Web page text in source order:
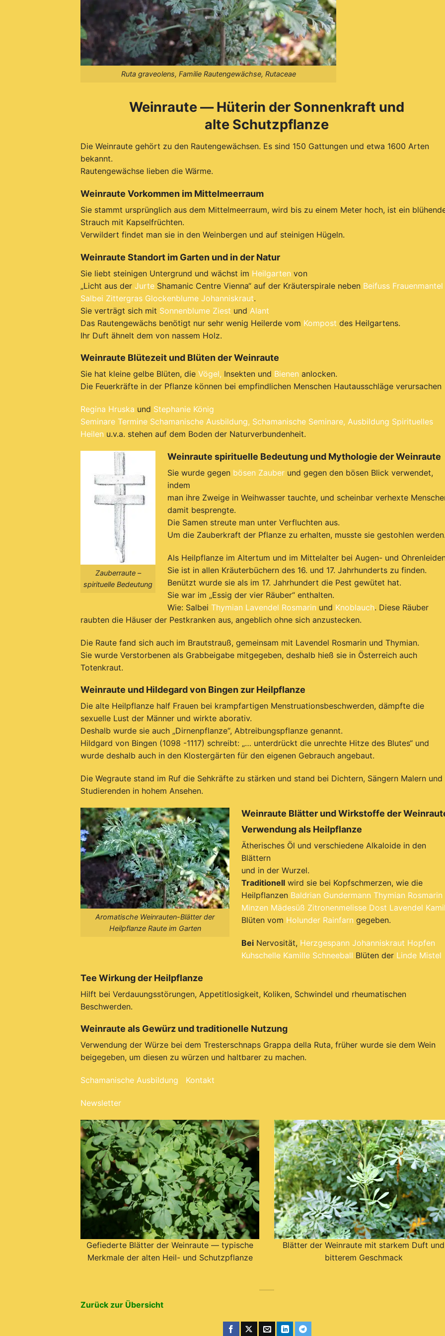
Ruta graveolens, Familie Rautengewächse, Rutaceae
Weinraute — Hüterin der Sonnenkraft und
alte Schutzpflanze
Die Weinraute gehört zu den Rautengewächsen. Es sind 150 Gattungen und etwa 1600 Arten
bekannt.
Rautengewächse lieben die Wärme.
Weinraute Vorkommen im Mittelmeerraum
Sie stammt ursprünglich aus dem Mittelmeerraum, wird bis zu einem Meter hoch, ist ein
Strauch mit Kapselfrüchten.
Verwildert findet man sie in den Weinbergen und auf steinigen Hügeln.
Weinraute Standort im Garten und in der Natur
Sie liebt steinigen Untergrund und wächst im Heilgarten von
„Licht aus der Jurte Shamanic Centre Vienna“ auf der Kräuterspirale neben Beifuss Frauenmantel
Salbei Zittergras Glockenblume Johanniskraut.
Sie verträgt sich mit Sonnenblume Ziest und Alant
Das Rautengewächs benötigt nur sehr wenig Heilerde vom Kompost des Heilgartens.
Ihr Duft ähnelt dem von nassem Holz.
Weinraute Blütezeit und Blüten der Weinraute
Sie hat kleine gelbe Blüten, die Vögel, Insekten und Bienen anlocken.
Die Feuerkräfte in der Pflanze können bei empfindlichen Menschen Hautausschläge verursachen
Regina Hruska und Stephanie König
Seminare Termine Schamanische Ausbildung, Schamanische Seminare, Ausbildung Spirituelles
Heilen u.v.a. stehen auf dem Boden der Naturverbundenheit.
Zauberraute –
spirituelle Bedeutung
Weinraute spirituelle Bedeutung und Mythologie der Weinraute
Sie wurde gegen bösen Zauber und gegen den bösen Blick verwendet,
indem
man ihre Zweige in Weihwasser tauchte, und scheinbar verhexte
damit besprengte.
Die Samen streute man unter Verfluchten aus.
Um die Zauberkraft der Pflanze zu erhalten, musste sie gestohlen
Als Heilpflanze im Altertum und im Mittelalter bei Augen- und
Sie ist in allen Kräuterbüchern des 16. und 17. Jahrhunderts zu finden.
Benützt wurde sie als im 17. Jahrhundert die Pest gewütet hat.
Sie war im „Essig der vier Räuber“ enthalten.
Wie: Salbei Thymian Lavendel Rosmarin und Knoblauch. Diese Räuber
raubten die Häuser der Pestkranken aus, angeblich ohne sich anzustecken.
Die Raute fand sich auch im Brautstrauß, gemeinsam mit Lavendel Rosmarin und Thymian.
Sie wurde Verstorbenen als Grabbeigabe mitgegeben, deshalb hieß sie in Österreich auch
Totenkraut.
Weinraute und Hildegard von Bingen zur Heilpflanze
Die alte Heilpflanze half Frauen bei krampfartigen Menstruationsbeschwerden, dämpfte die
sexuelle Lust der Männer und wirkte aborativ.
Deshalb wurde sie auch „Dirnenpflanze“, Abtreibungspflanze genannt.
Hildgard von Bingen (1098 -1117) schreibt: „… unterdrückt die unrechte Hitze des Blutes“ und
wurde deshalb auch in den Klostergärten für den eigenen Gebrauch angebaut.
Die Wegraute stand im Ruf die Sehkräfte zu stärken und stand bei Dichtern, Sängern Malern und
Studierenden in hohem Ansehen.
Aromatische Weinrauten-Blätter der
Heilpflanze Raute im Garten
Weinraute Blätter und Wirkstoffe der
Verwendung als Heilpflanze
Ätherisches Öl und verschiedene Alkaloide in den
Blättern
und in der Wurzel.
Traditionell wird sie bei Kopfschmerzen, wie die
Heilpflanzen Baldrian Gundermann Thymian Rosmarin
Minzen Mädesüß Zitronenmelisse Dost Lavendel
Blüten vom Holunder Rainfarn gegeben.
Bei Nervosität, Herzgespann Johanniskraut Hopfen
Kuhschelle Kamille Schneeball Blüten der Linde Mistel
Tee Wirkung der Heilpflanze
Hilft bei Verdauungsstörungen, Appetitlosigkeit, Koliken, Schwindel und rheumatischen
Beschwerden.
Weinraute als Gewürz und traditionelle Nutzung
Verwendung der Würze bei dem Tresterschnaps Grappa della Ruta, früher wurde sie dem Wein
beigegeben, um diesen zu würzen und haltbarer zu machen.
Schamanische Ausbildung Kontakt
Newsletter
Gefiederte Blätter der Weinraute — typische
Merkmale der alten Heil- und Schutzpflanze
Blätter der Weinraute mit starkem Duft und
bitterem Geschmack
Zurück zur Übersicht